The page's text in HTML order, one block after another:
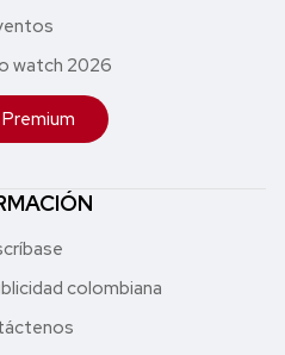
watch 2026
colombiana